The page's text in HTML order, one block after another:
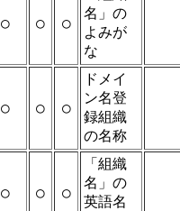
○ ○ ○
名」の
よみが
な
○ ○ ○
ドメイ
ン名登
録組織
の名称
○ ○ ○
「組織
名」の
英語名